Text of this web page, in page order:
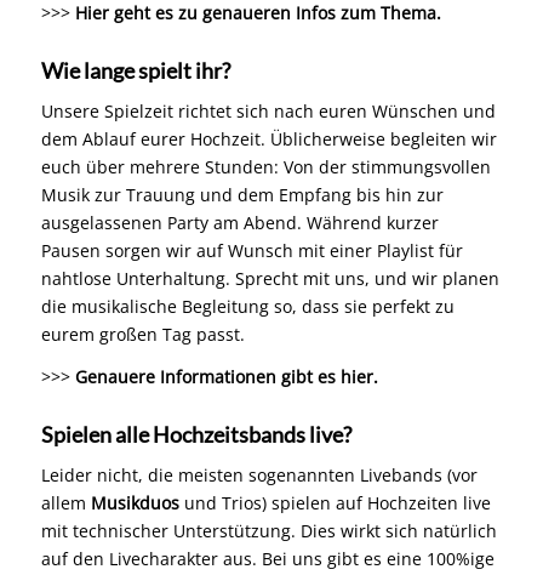
>>> Hier geht es zu genaueren Infos zum Thema.
Wie lange spielt ihr?
Unsere Spielzeit richtet sich nach euren Wünschen und
dem Ablauf eurer Hochzeit. Üblicherweise begleiten wir
euch über mehrere Stunden: Von der stimmungsvollen
Musik zur Trauung und dem Empfang bis hin zur
ausgelassenen Party am Abend. Während kurzer
Pausen sorgen wir auf Wunsch mit einer Playlist für
nahtlose Unterhaltung. Sprecht mit uns, und wir planen
die musikalische Begleitung so, dass sie perfekt zu
eurem großen Tag passt.
>>> Genauere Informationen gibt es hier.
Spielen alle Hochzeitsbands live?
Leider nicht, die meisten sogenannten Livebands (vor
allem Musikduosund Trios) spielen auf Hochzeiten live
mit technischer Unterstützung. Dies wirkt sich natürlich
auf den Livecharakter aus. Bei uns gibt es eine 100%ige